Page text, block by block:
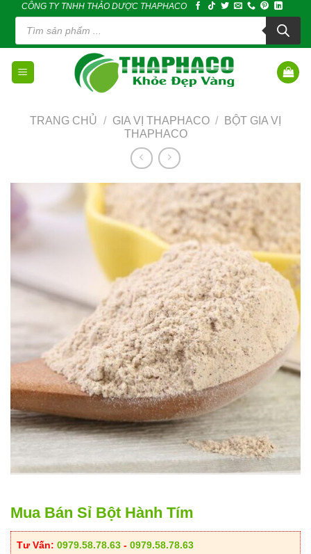
content
CÔNG TY TNHH THẢO DƯỢC THAPHACO
Tìm
kiếm
phẩm
TRANG CHỦ / GIA VỊ THAPHACO /
BỘT GIA VỊ
THAPHACO
Mua Bán Sỉ Bột Hành Tím
Tư Vấn: 0979.58.78.63 - 0979.58.78.63